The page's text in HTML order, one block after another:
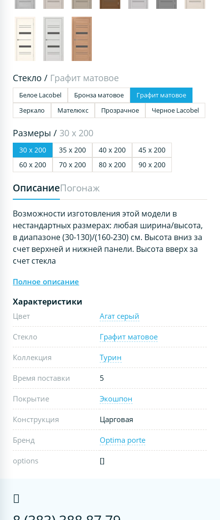
Стекло / Графит матовое
Белое Lacobel Бронза матовое
Графит матовое
Зеркало
Мателюкс Прозрачное Черное Lacobel
Размеры / 30 х 200
30 х 200 35 х 200 40 х 200
45 х 200
60 х 200
70 х 200 80 х 200 90 х 200
ОписаниеПогонаж
Возможности изготовления этой модели в
нестандартных размерах: любая ширина/высота,
в диапазоне (30-130)/(160-230) см. Высота вниз за
счет верхней и нижней панели. Высота вверх за
счет стекла
Полное описание
Характеристики
Цвет Агат серый
Стекло Графит матовое
Коллекция Турин
Время поставки 5
Покрытие Экошпон
Конструкция Царговая
Бренд Optima porte
options []